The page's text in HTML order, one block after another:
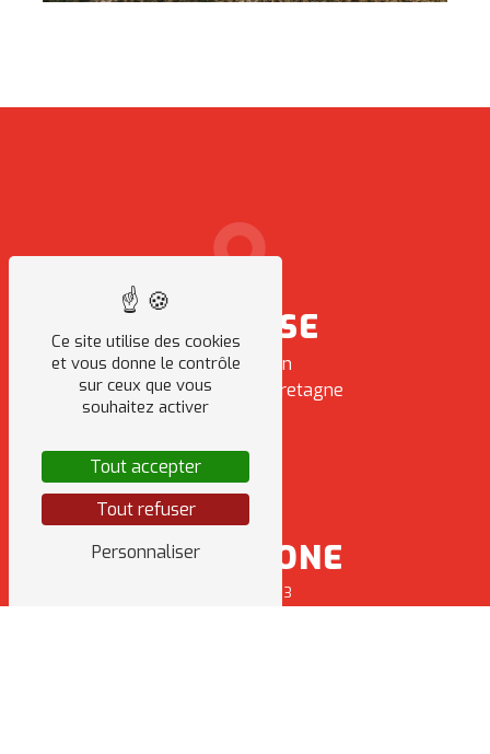
ADRESSE
8 Rue Sabin
35470 Bain-de-Bretagne
TÉLÉPHONE
06 31 41 26 83
Ce site utilise des cookies
et vous donne le contrôle
sur ceux que vous
souhaitez activer
Tout accepter
Tout refuser
Personnaliser